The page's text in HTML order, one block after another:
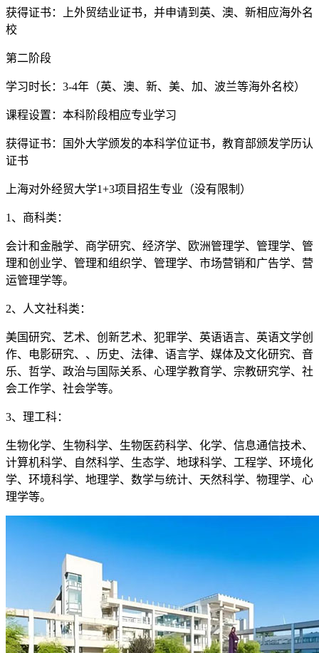
获得证书：上外贸结业证书，并申请到英、澳、新相应海外名
校
第二阶段
学习时长：3-4年（英、澳、新、美、加、波兰等海外名校）
课程设置：本科阶段相应专业学习
获得证书：国外大学颁发的本科学位证书，教育部颁发学历认
证书
上海对外经贸大学1+3项目招生专业（没有限制）
1、商科类：
会计和金融学、商学研究、经济学、欧洲管理学、管理学、管
理和创业学、管理和组织学、管理学、市场营销和广告学、营
运管理学等。
2、人文社科类：
美国研究、艺术、创新艺术、犯罪学、英语语言、英语文学创
作、电影研究、、历史、法律、语言学、媒体及文化研究、音
乐、哲学、政治与国际关系、心理学教育学、宗教研究学、社
会工作学、社会学等。
3、理工科：
生物化学、生物科学、生物医药科学、化学、信息通信技术、
计算机科学、自然科学、生态学、地球科学、工程学、环境化
学、环境科学、地理学、数学与统计、天然科学、物理学、心
理学等。